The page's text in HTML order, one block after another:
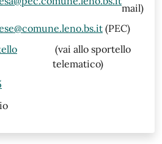
mail)
(PEC)
(vai allo sportello
telematico)